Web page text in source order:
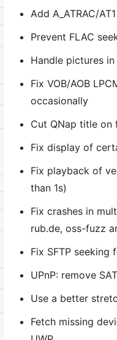
Add A_ATRAC/
Prevent FLAC
Handle pictures in
Fix VOB/AOB
occasionally
Cut QNap title on
Fix display of
Fix playback of
than 1s)
Fix crashes in
rub.de, oss-fuzz
Fix SFTP
UPnP: remove
Use a better
Fetch missing